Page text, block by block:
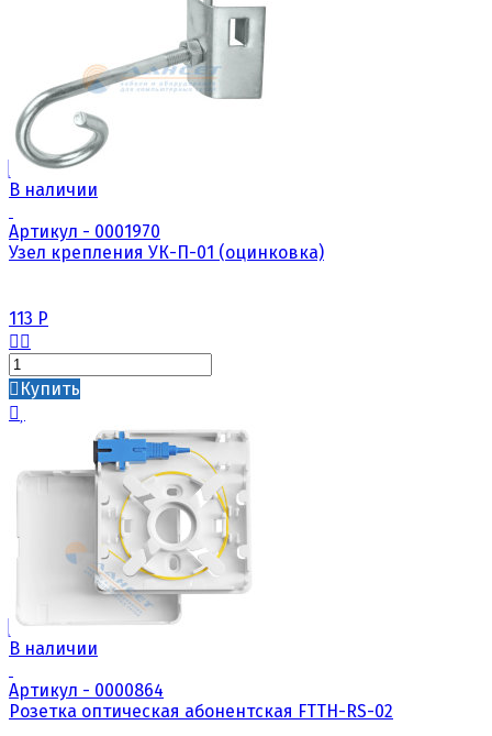
В наличии
Артикул - 0001970
Узел крепления УК-П-01 (оцинковка)
113 Р
Купить
В наличии
Артикул - 0000864
Розетка оптическая абонентская FTTH-RS-02